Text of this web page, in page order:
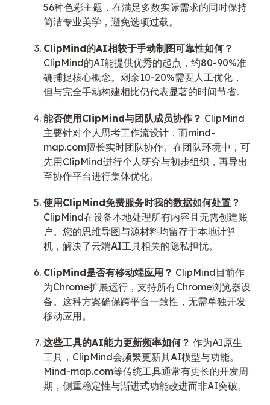
56种色彩主题，在满足多数实际需求的同时保持
简洁专业美学，避免选项过载。
ClipMind的AI相较于手动制图可靠性如何？
ClipMind的AI能提供优秀的起点，约80-90%准
确捕捉核心概念。剩余10-20%需要人工优化，
但与完全手动构建相比仍代表显著的时间节省。
能否使用ClipMind与团队成员协作？ ClipMind
主要针对个人思考工作流设计，而mind-
map.com擅长实时团队协作。在团队环境中，可
先用ClipMind进行个人研究与初步组织，再导出
至协作平台进行集体优化。
使用ClipMind免费服务时我的数据如何处置？
ClipMind在设备本地处理所有内容且无需创建账
户。您的思维导图与源材料均留存于本地计算
机，解决了云端AI工具相关的隐私担忧。
ClipMind是否有移动端应用？ ClipMind目前作
为Chrome扩展运行，支持所有Chrome浏览器设
备。这种方案确保跨平台一致性，无需单独开发
移动应用。
这些工具的AI能力更新频率如何？ 作为AI原生
工具，ClipMind会频繁更新其AI模型与功能。
Mind-map.com等传统工具通常有更长的开发周
期，侧重稳定性与渐进式功能改进而非AI突破。